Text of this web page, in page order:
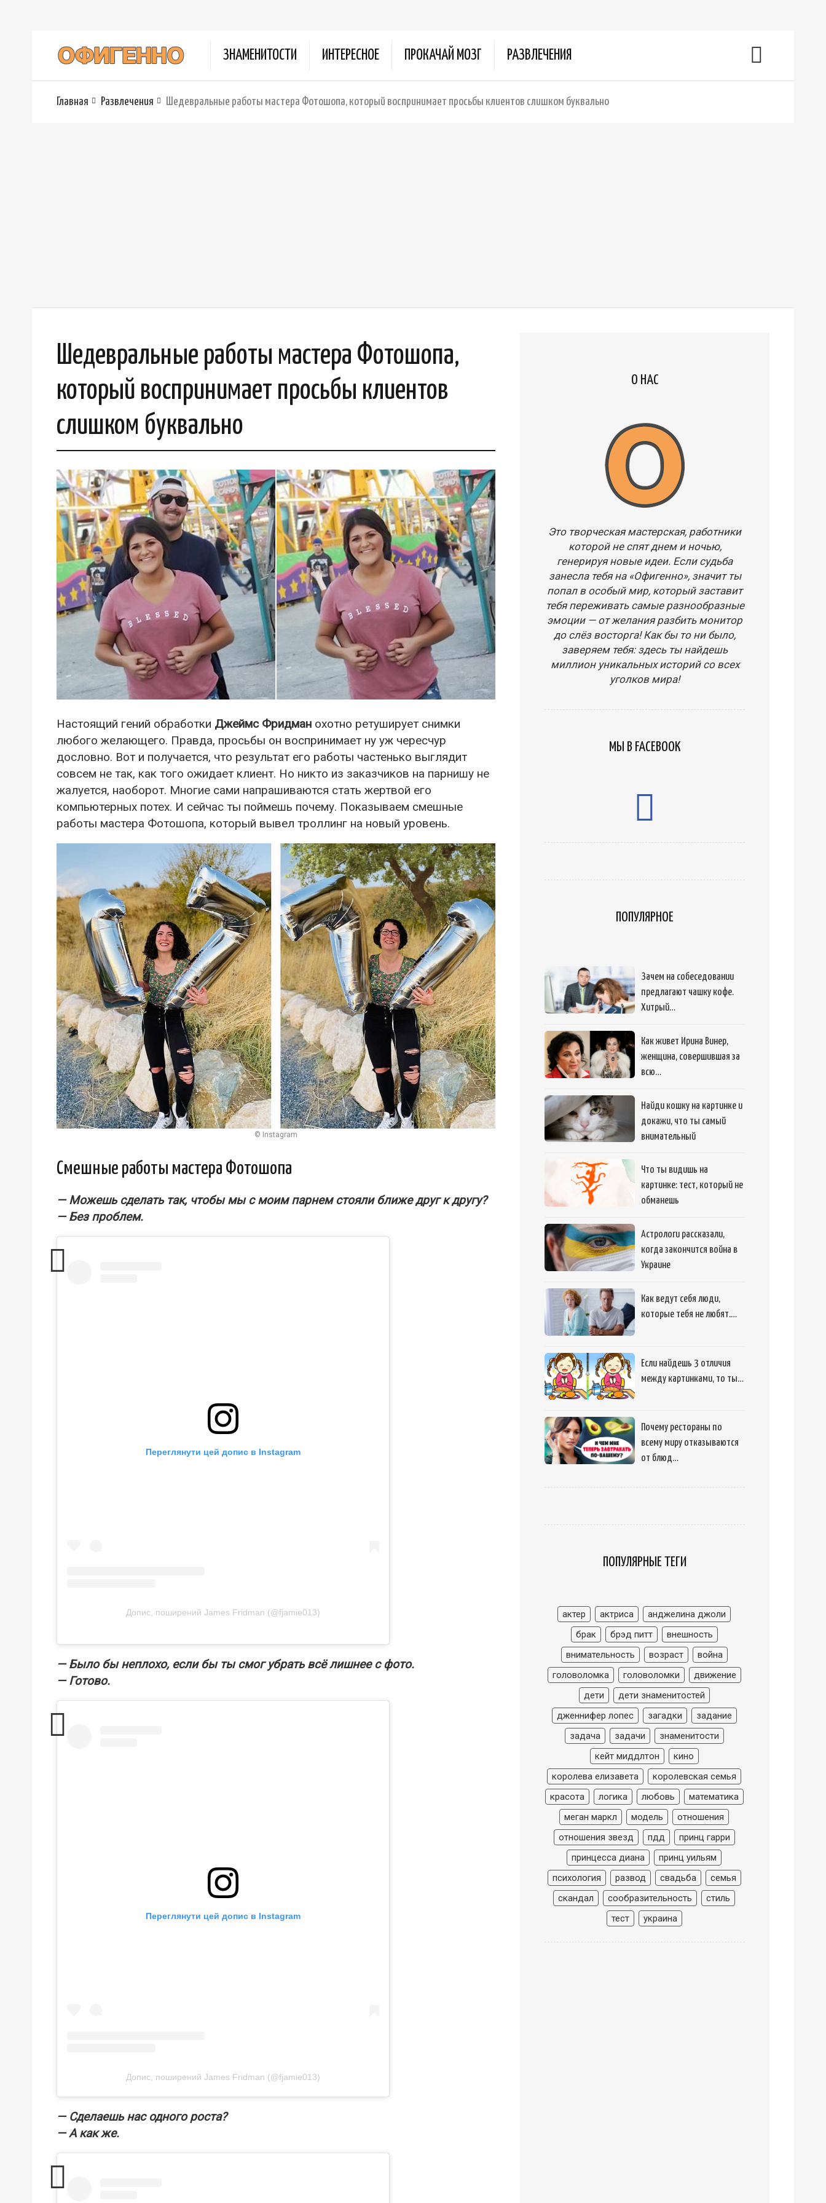
ЗНАМЕНИТОСТИ ИНТЕРЕСНОЕ ПРОКАЧАЙ МОЗГ РАЗВЛЕЧЕНИЯ
Главная Развлечения Шедевральные работы мастера Фотошопа, который воспринимает просьбы клиентов слишком буквально
Шедевральные работы мастера Фотошопа,
который воспринимает просьбы клиентов
слишком буквально
Настоящий гений обработки Джеймс Фридман охотно ретуширует снимки
любого желающего. Правда, просьбы он воспринимает ну уж чересчур
дословно. Вот и получается, что результат его работы частенько выглядит
совсем не так, как того ожидает клиент. Но никто из заказчиков на парнишу не
жалуется, наоборот. Многие сами напрашиваются стать жертвой его
компьютерных потех. И сейчас ты поймешь почему. Показываем смешные
работы мастера Фотошопа, который вывел троллинг на новый уровень.
© Instagram
Смешные работы мастера Фотошопа
— Можешь сделать так, чтобы мы с моим парнем стояли ближе друг к другу?
— Без проблем.
Переглянути цей допис в Instagram
Допис, поширений James Fridman (@fjamie013)
— Было бы неплохо, если бы ты смог убрать всё лишнее с фото.
— Готово.
Переглянути цей допис в Instagram
Допис, поширений James Fridman (@fjamie013)
— Сделаешь нас одного роста?
— А как же.
О НАС
Это творческая мастерская, работники
которой не спят днем и ночью,
генерируя новые идеи. Если судьба
занесла тебя на «Офигенно», значит ты
попал в особый мир, который заставит
тебя переживать самые разнообразные
эмоции — от желания разбить монитор
до слёз восторга! Как бы то ни было,
заверяем тебя: здесь ты найдешь
миллион уникальных историй со всех
уголков мира!
МЫ В FACEBOOK
ПОПУЛЯРНОЕ
Зачем на собеседовании
предлагают чашку кофе.
Хитрый…
Как живет Ирина Винер,
женщина, совершившая за
всю…
Найди кошку на картинке и
докажи, что ты самый
внимательный
Что ты видишь на
картинке: тест, который не
обманешь
Астрологи рассказали,
когда закончится война в
Украине
Как ведут себя люди,
которые тебя не любят.…
Если найдешь 3 отличия
между картинками, то ты…
Почему рестораны по
всему миру отказываются
от блюд…
ПОПУЛЯРНЫЕ ТЕГИ
актер актриса
анджелина джоли
брак
брэд питт
внешность
внимательность
возраст
война
головоломка
головоломки
движение
дети
дети знаменитостей
дженнифер лопес
загадки
задание
задача
задачи
знаменитости
кейт миддлтон
кино
королева елизавета
королевская семья
красота
логика любовь
математика
меган маркл
модель
отношения
отношения звезд
пдд
принц гарри
принцесса диана
принц уильям
психология
развод свадьба
семья
скандал
сообразительность
стиль
тест
украина